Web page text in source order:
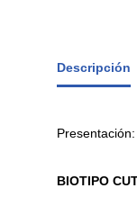
Descripción
BIOTIPO